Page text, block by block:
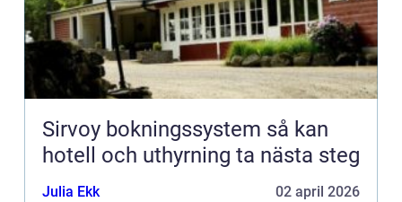
Sirvoy bokningssystem så kan
hotell och uthyrning ta nästa steg
Julia Ekk 02 april 2026